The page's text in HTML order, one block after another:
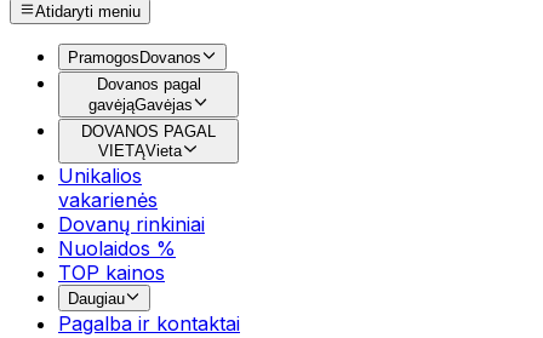
Atidaryti meniu
Pramogos Dovanos
Dovanos pagal
gavėjąGavėjas
DOVANOS PAGAL
VIETĄVieta
Unikalios
vakarienės
Dovanų rinkiniai
Nuolaidos %
TOP kainos
Daugiau
Pagalba ir kontaktai